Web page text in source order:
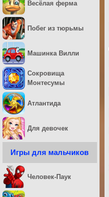
Весёлая ферма
Побег из тюрьмы
Машинка Вилли
Сокровища
Монтесумы
Атлантида
Для девочек
Игры для мальчиков
Человек-Паук